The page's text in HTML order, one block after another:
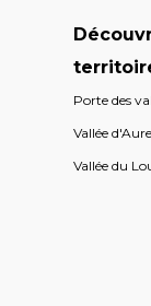
Porte des
Vallée d'Aure
Vallée du